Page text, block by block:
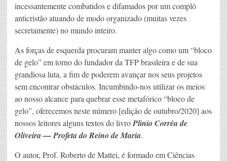
incessantemente combatidos e difamados por um complô
anticristão atuando de modo organizado (muitas vezes
secretamente) no mundo inteiro.
As forças de esquerda procuram manter algo como um “bloco
de gelo” em torno do fundador da TFP brasileira e de sua
grandiosa luta, a fim de poderem avançar nos seus projetos
sem encontrar obstáculos. Incumbindo-nos utilizar os meios
ao nosso alcance para quebrar esse metafórico “bloco de
gelo”, oferecemos neste número [edição de outubro/2020] aos
nossos leitores alguns textos do livroPlinio Corrêa de
Oliveira — Profeta do Reino de Maria.
O autor, Prof. Roberto de Mattei, é formado em Ciências